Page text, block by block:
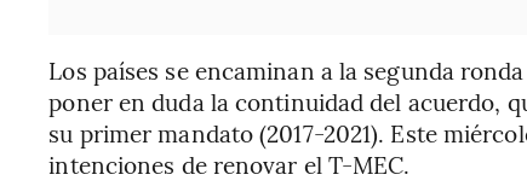
Los países se encaminan a la segunda
poner en duda la continuidad del acuerdo,
su primer mandato (2017-2021). Este
intenciones de renovar el T-MEC.